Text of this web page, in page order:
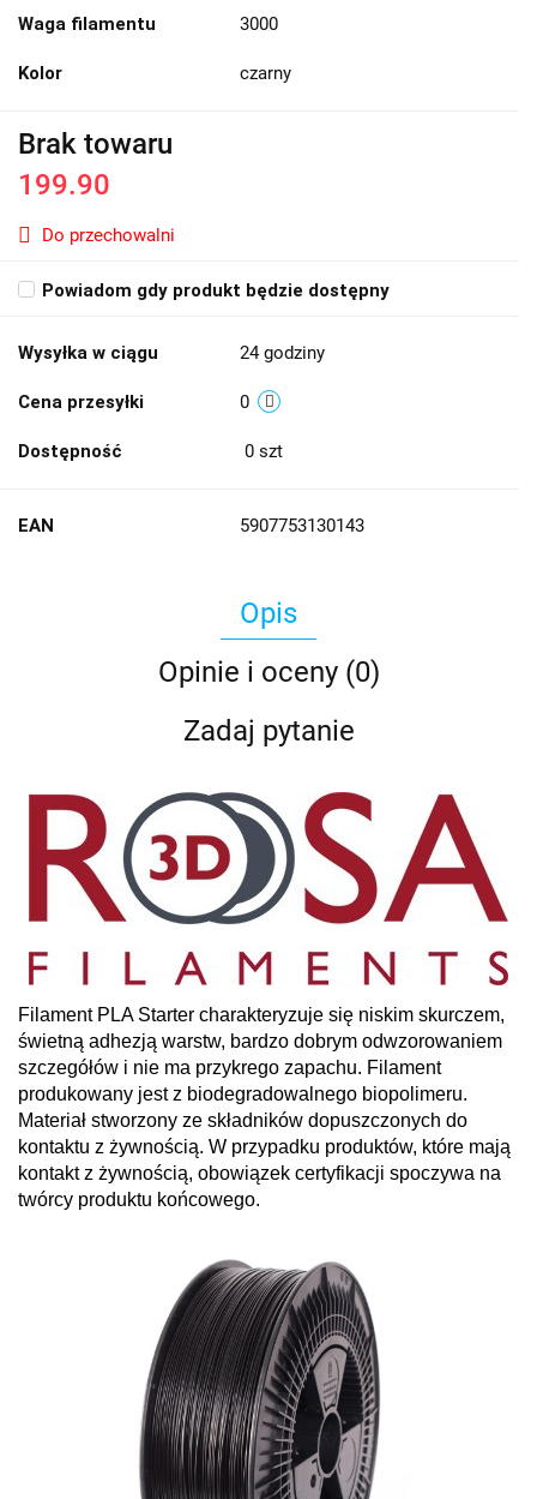
Waga filamentu 3000
Kolor czarny
Brak towaru
199.90
Do przechowalni
Powiadom gdy produkt będzie dostępny
Wysyłka w ciągu 24 godziny
Cena przesyłki 0
Dostępność 0 szt
EAN 5907753130143
Opis
Opinie i oceny (0)
Zadaj pytanie
Filament PLA Starter charakteryzuje się niskim skurczem,
świetną adhezją warstw, bardzo dobrym odwzorowaniem
szczegółów i nie ma przykrego zapachu. Filament
produkowany jest z biodegradowalnego biopolimeru.
Materiał stworzony ze składników dopuszczonych do
kontaktu z żywnością. W przypadku produktów, które mają
kontakt z żywnością, obowiązek certyfikacji spoczywa na
twórcy produktu końcowego.